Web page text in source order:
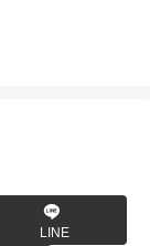
LINE